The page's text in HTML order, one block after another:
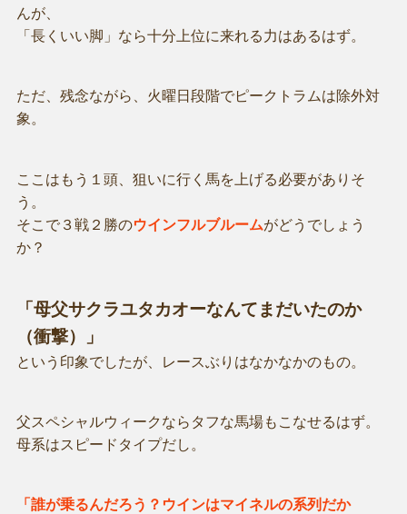
んが、
「長くいい脚」なら十分上位に来れる力はあるはず。
ただ、残念ながら、火曜日段階でピークトラムは除外対
象。
ここはもう１頭、狙いに行く馬を上げる必要がありそ
う。
そこで３戦２勝のウインフルブルームがどうでしょう
か？
「母父サクラユタカオーなんてまだいたのか
（衝撃）」
という印象でしたが、レースぶりはなかなかのもの。
父スペシャルウィークならタフな馬場もこなせるはず。
母系はスピードタイプだし。
「誰が乗るんだろう？ウインはマイネルの系列だか